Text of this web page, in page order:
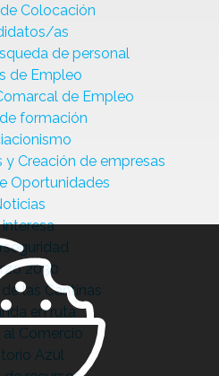
Colocación
as
de personal
de Empleo
de Empleo
formación
Creación de empresas
Oportunidades
interesa
2030
las Cantinas
en ruta
Comercio
Azul